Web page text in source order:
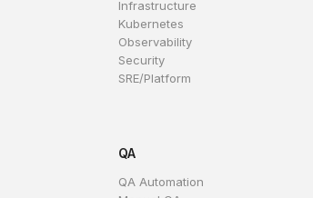
Infrastructure
Kubernetes
Observability
Security
SRE/Platform
QA
QA Automation